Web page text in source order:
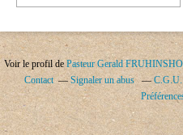
Voir le profil de Pasteur Gerald
Contact
Signaler un abus C.G.U.